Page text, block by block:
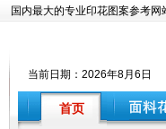
国内最大的专业印花图案参考网
首页
当前日期： 2026年8月6日